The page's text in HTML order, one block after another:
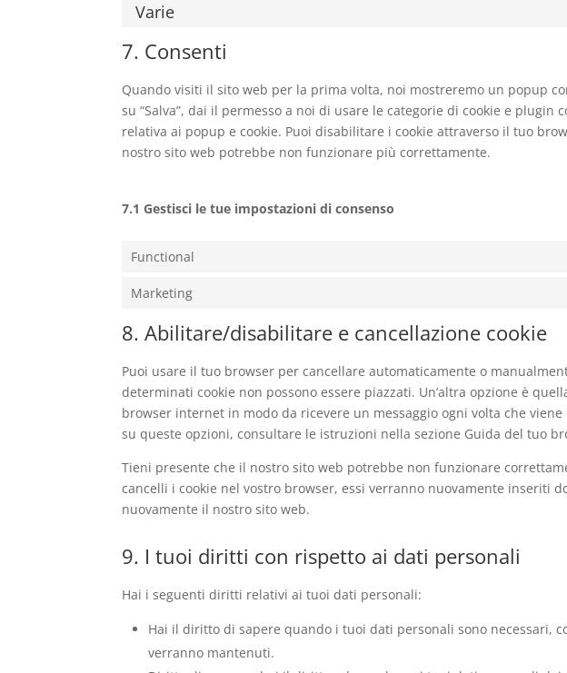
Varie
7. Consenti
Quando visiti il sito web per la prima volta, noi mostreremo un popup
su “Salva”, dai il permesso a noi di usare le categorie di cookie e plugin
relativa ai popup e cookie. Puoi disabilitare i cookie attraverso il tuo
nostro sito web potrebbe non funzionare più correttamente.
7.1 Gestisci le tue impostazioni di consenso
Functional
Marketing
8. Abilitare/disabilitare e cancellazione cookie
Puoi usare il tuo browser per cancellare automaticamente o
determinati cookie non possono essere piazzati. Un’altra opzione è
browser internet in modo da ricevere un messaggio ogni volta che
su queste opzioni, consultare le istruzioni nella sezione Guida del tuo
Tieni presente che il nostro sito web potrebbe non funzionare
cancelli i cookie nel vostro browser, essi verranno nuovamente inseriti
nuovamente il nostro sito web.
9. I tuoi diritti con rispetto ai dati personali
Hai i seguenti diritti relativi ai tuoi dati personali:
Hai il diritto di sapere quando i tuoi dati personali sono necessari,
verranno mantenuti.